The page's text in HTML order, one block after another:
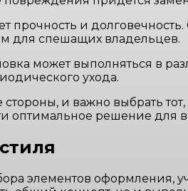
прочность и
для спешащих владельцев.
может выполняться в
ухода.
и важно выбрать
оптимальное решение для
элементов